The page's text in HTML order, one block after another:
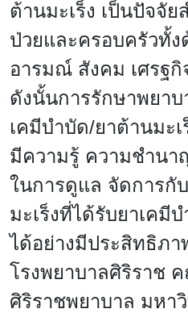
ต้านมะเร็ง เป็นปัจจั
ป่วยและครอบครัวทั้ง
อารมณ์ สังคม เศรฐ
ดังนั้นการรักษาพยา
เคมีบำบัด/ยาต้านมะ
มีความรู้ ความชำนา
ในการดูแล จัดการกั
มะเร็งที่ได้รับยาเคมี
ได้อย่างมีประสิทธิภา
โรงพยาบาลศิริราช
ศิริราชพยาบาล มหา